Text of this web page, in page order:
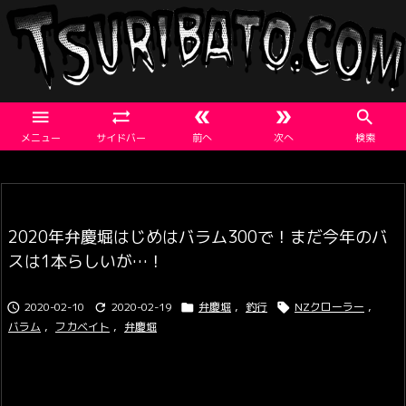

メニュー

サイドバー

前へ

次へ

検索
2020年弁慶堀はじめはバラム300で！まだ今年のバ
スは1本らしいが…！
 2020-02-10  2020-02-19  弁慶堀 , 釣行  NZクローラー ,
バラム , フカベイト , 弁慶堀